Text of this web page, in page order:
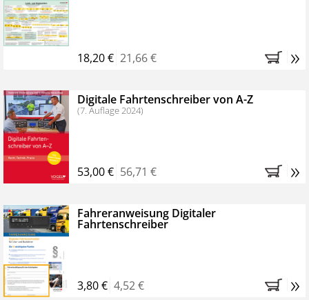
Bestellen Sie jetzt das VerkehrsRundschau Profipaket im
Kennenlern-Abo für zwei Monate (inkl. der derzeitig
Monaten brauchen Sie nichts weiter tun, das
Abonnement endet automatisch, es entstehen keine
weiteren Verpflichtungen.
18,20 € 21,66 € »
Digitale Fahrtenschreiber von A-Z
(7. Auflage 2024)
53,00 € 56,71 € »
Fahreranweisung Digitaler
Fahrtenschreiber
3,80 € 4,52 € »